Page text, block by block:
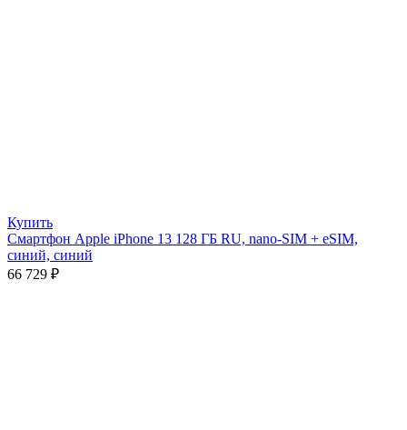
Купить
Смартфон Apple iPhone 13 128 ГБ RU, nano-SIM + eSIM,
синий, синий
66 729 ₽